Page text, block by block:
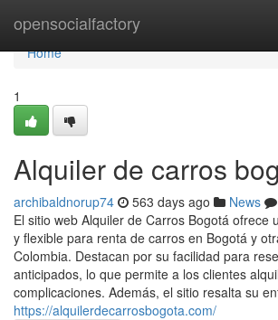
opensocialfactory
Home
Home
1
Alquiler de carros
archibaldnorup74 563 days ago News
El sitio web Alquiler de Carros Bogotá ofrece
y flexible para renta de carros en Bogotá y
Colombia. Destacan por su facilidad para
anticipados, lo que permite a los clientes
complicaciones. Además, el sitio resalta su
https://alquilerdecarrosbogota.com/